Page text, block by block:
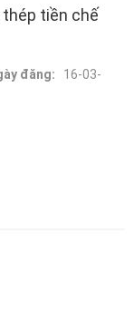
thép tiền chế
đăng:
16-03-